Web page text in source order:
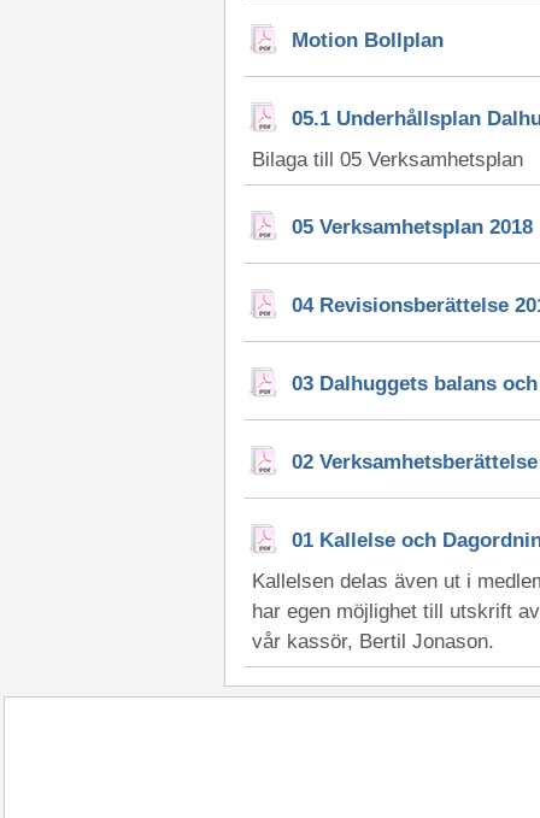
Motion Bollplan
05.1 Underhållsplan
Bilaga till 05 Verksamhetsplan
05 Verksamhetsplan 2018
04 Revisionsberättelse
03 Dalhuggets balans
02 Verksamhetsberättelse
01 Kallelse och
Kallelsen delas även ut i
har egen möjlighet till utskrift
vår kassör, Bertil Jonason.